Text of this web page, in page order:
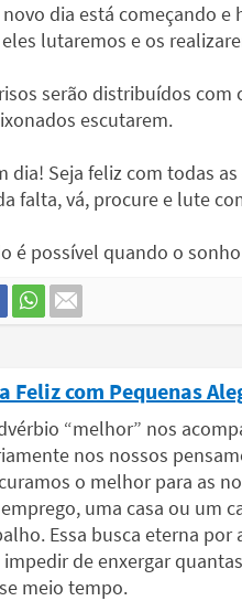
dia está começando
lutaremos e os
serão distribuídos com
escutarem.
dia! Seja feliz com todas
falta, vá, procure e lute
é possível quando o
Feliz com Pequenas
“melhor” nos
nos nossos
o melhor para as
uma casa ou um
Essa busca eterna por
impedir de enxergar
meio tempo.